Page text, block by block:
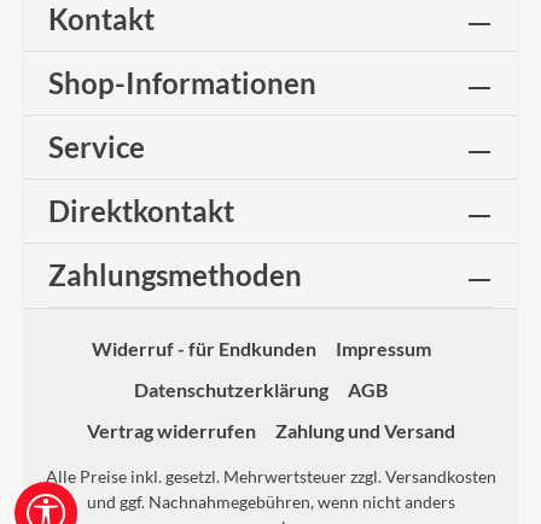
Kontakt
Shop-Informationen
Service
Direktkontakt
Zahlungsmethoden
Widerruf - für Endkunden
Impressum
Datenschutzerklärung
AGB
Vertrag widerrufen
Zahlung und Versand
Alle Preise inkl. gesetzl. Mehrwertsteuer zzgl.Versandkosten
und ggf. Nachnahmegebühren, wenn nicht anders
Werkzeugleiste anzeigen